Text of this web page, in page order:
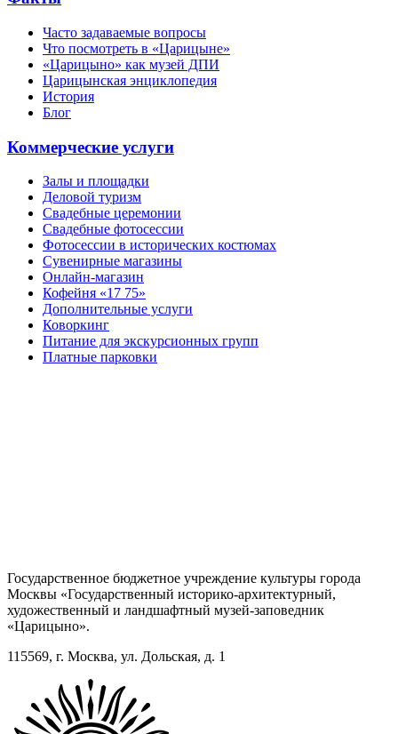
Часто задаваемые вопросы
Что посмотреть в «Царицыне»
«Царицыно» как музей ДПИ
Царицынская энциклопедия
История
Блог
Коммерческие услуги
Залы и площадки
Деловой туризм
Свадебные церемонии
Свадебные фотосессии
Фотосессии в исторических костюмах
Сувенирные магазины
Онлайн-магазин
Кофейня «17 75»
Дополнительные услуги
Коворкинг
Питание для экскурсионных групп
Платные парковки
Государственное бюджетное учреждение культуры города
Москвы «Государственный историко-архитектурный,
художественный и ландшафтный музей-заповедник
«Царицыно».
115569, г. Москва, ул. Дольская, д. 1